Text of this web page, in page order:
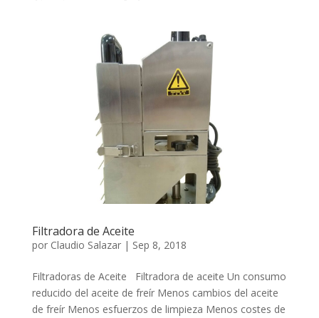
Filtradora de Aceite
por Claudio Salazar| Sep 8, 2018
Filtradoras de Aceite Filtradora de aceite Un consumo
reducido del aceite de freír Menos cambios del aceite
de freír Menos esfuerzos de limpieza Menos costes de